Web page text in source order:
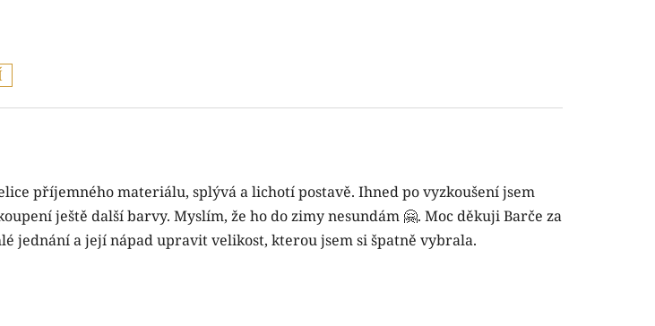
z 5 hvězdiček.
příjemného materiálu, splývá a lichotí postavě. Ihned po vyzkoušení jsem
ještě další barvy. Myslím, že ho do zimy nesundám 🤗. Moc děkuji Barče za
jednání a její nápad upravit velikost, kterou jsem si špatně vybrala.